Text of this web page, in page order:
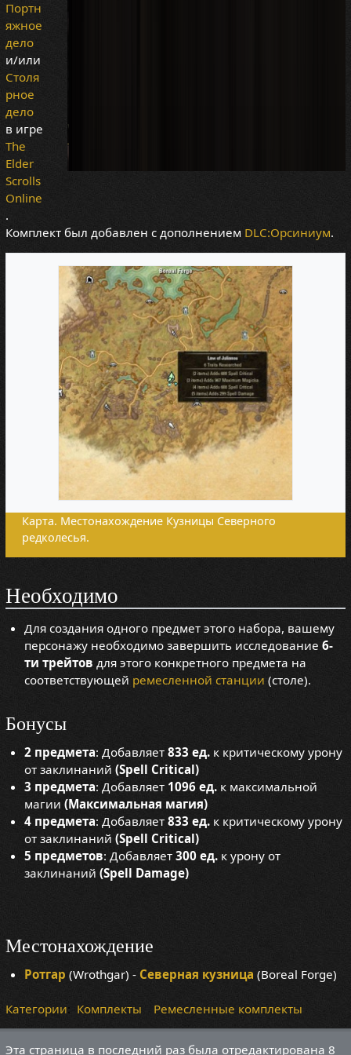
Портн
яжное
дело
и/или
Столя
рное
дело
в игре
The
Elder
Scrolls
Online
.
Комплект был добавлен с дополнением DLC:Орсиниум.
Карта. Местонахождение Кузницы Северного
редколесья.
Необходимо
Для создания одного предмет этого набора, вашему
персонажу необходимо завершить исследование6-
ти трейтов для этого конкретного предмета на
соответствующей ремесленной станции (столе).
Бонусы
2 предмета: Добавляет833 ед. к критическому урону
от заклинаний(Spell Critical)
3 предмета: Добавляет 1096 ед. к максимальной
магии(Максимальная магия)
4 предмета: Добавляет833 ед. к критическому урону
от заклинаний(Spell Critical)
5 предметов: Добавляет300 ед. к урону от
заклинаний(Spell Damage)
Местонахождение
Ротгар (Wrothgar) -Северная кузница (Boreal Forge)
Категории: Комплекты Ремесленные комплекты
Эта страница в последний раз была отредактирована 8